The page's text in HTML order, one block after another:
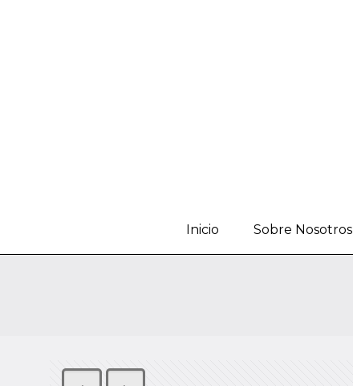
Inicio Sobre Nosotros